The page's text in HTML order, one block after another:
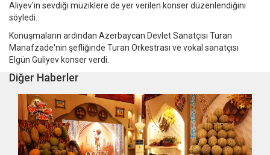
Aliyev'in sevdiği müziklere de yer verilen konser düzenlendiğini
söyledi.
Konuşmaların ardından Azerbaycan Devlet Sanatçısı Turan
Manafzade'nin şefliğinde Turan Orkestrası ve vokal sanatçısı
Elgün Guliyev konser verdi.
Diğer Haberler